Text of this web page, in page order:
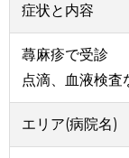
症状と内容
蕁麻疹で受診
点滴、血液検査
エリア(病院名)